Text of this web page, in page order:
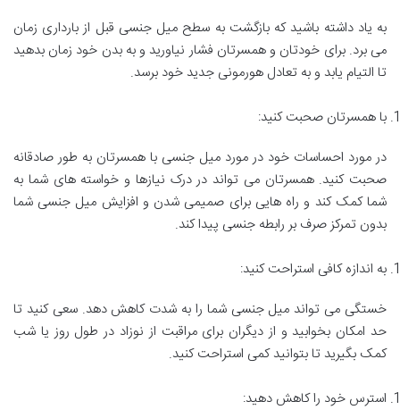
به یاد داشته باشید که بازگشت به سطح میل جنسی قبل از بارداری زمان
می برد. برای خودتان و همسرتان فشار نیاورید و به بدن خود زمان بدهید
تا التیام یابد و به تعادل هورمونی جدید خود برسد.
با همسرتان صحبت کنید:
در مورد احساسات خود در مورد میل جنسی با همسرتان به طور صادقانه
صحبت کنید. همسرتان می تواند در درک نیازها و خواسته های شما به
شما کمک کند و راه هایی برای صمیمی شدن و افزایش میل جنسی شما
بدون تمرکز صرف بر رابطه جنسی پیدا کند.
به اندازه کافی استراحت کنید:
خستگی می تواند میل جنسی شما را به شدت کاهش دهد. سعی کنید تا
حد امکان بخوابید و از دیگران برای مراقبت از نوزاد در طول روز یا شب
کمک بگیرید تا بتوانید کمی استراحت کنید.
استرس خود را کاهش دهید: